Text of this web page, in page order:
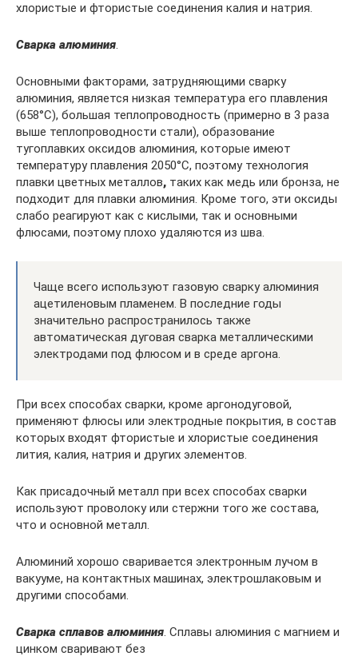
хлористые и фтористые соединения калия и натрия.
Сварка алюминия.
Основными факторами, затрудняющими сварку
алюминия, является низкая температура его плавления
(658°С), большая теплопроводность (примерно в 3 раза
выше теплопроводности стали), образование
тугоплавких оксидов алюминия, которые имеют
температуру плавления 2050°С, поэтому технология
плавки цветных металлов, таких как медь или бронза, не
подходит для плавки алюминия. Кроме того, эти оксиды
слабо реагируют как с кислыми, так и основными
флюсами, поэтому плохо удаляются из шва.
Чаще всего используют газовую сварку алюминия
ацетиленовым пламенем. В последние годы
значительно распространилось также
автоматическая дуговая сварка металлическими
электродами под флюсом и в среде аргона.
При всех способах сварки, кроме аргонодуговой,
применяют флюсы или электродные покрытия, в состав
которых входят фтористые и хлористые соединения
лития, калия, натрия и других элементов.
Как присадочный металл при всех способах сварки
используют проволоку или стержни того же состава,
что и основной металл.
Алюминий хорошо сваривается электронным лучом в
вакууме, на контактных машинах, электрошлаковым и
другими способами.
Сварка сплавов алюминия. Сплавы алюминия с магнием и
цинком сваривают без